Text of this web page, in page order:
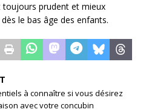
toujours prudent et mieux
le bas âge des enfants.
à connaître si vous désirez
avec votre concubin